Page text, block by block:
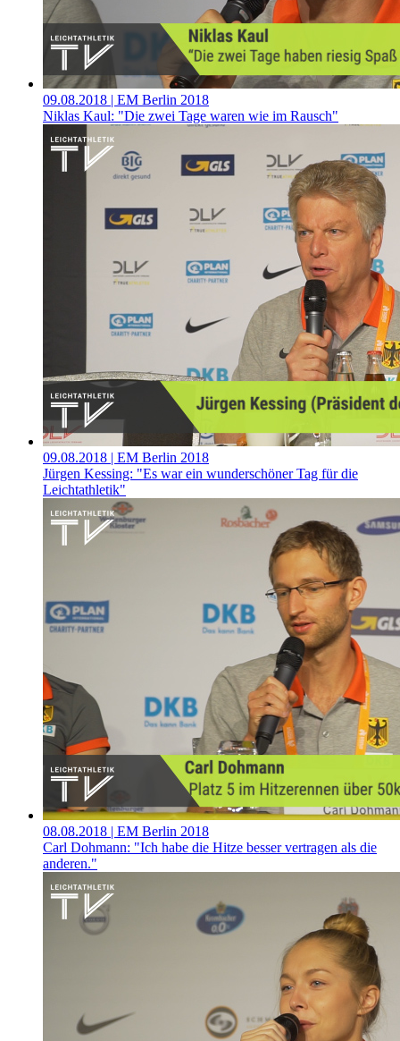
09.08.2018 | EM Berlin 2018
Niklas Kaul: "Die zwei Tage waren wie im Rausch"
09.08.2018 | EM Berlin 2018
Jürgen Kessing: "Es war ein wunderschöner Tag für die
Leichtathletik"
08.08.2018 | EM Berlin 2018
Carl Dohmann: "Ich habe die Hitze besser vertragen als die
anderen."